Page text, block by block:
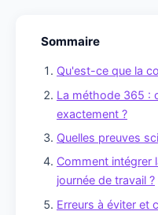
Sommaire
Qu'est-ce que la
La méthode 365 :
exactement ?
Quelles preuves
Comment intégrer
journée de travail ?
Erreurs à éviter et